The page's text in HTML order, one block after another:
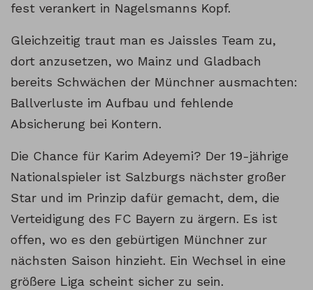
fest verankert in Nagelsmanns Kopf.
Gleichzeitig traut man es Jaissles Team zu,
dort anzusetzen, wo Mainz und Gladbach
bereits Schwächen der Münchner ausmachten:
Ballverluste im Aufbau und fehlende
Absicherung bei Kontern.
Die Chance für Karim Adeyemi? Der 19-jährige
Nationalspieler ist Salzburgs nächster großer
Star und im Prinzip dafür gemacht, dem, die
Verteidigung des FC Bayern zu ärgern. Es ist
offen, wo es den gebürtigen Münchner zur
nächsten Saison hinzieht. Ein Wechsel in eine
größere Liga scheint sicher zu sein.